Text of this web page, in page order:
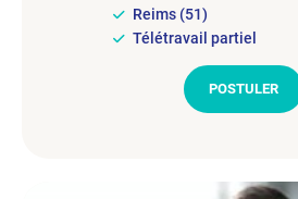
Reims (51)
Télétravail partiel
POSTULER